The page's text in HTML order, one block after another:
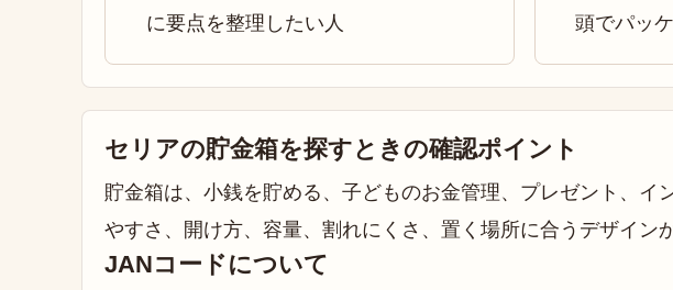
に要点を整理したい人
頭でパッ
セリアの貯金箱を探すときの確認ポイント
貯金箱は、小銭を貯める、子どものお金管理、プレゼント、
やすさ、開け方、容量、割れにくさ、置く場所に合うデザイン
JANコードについて